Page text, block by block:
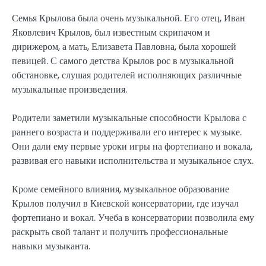
Семья Крылова была очень музыкальной. Его отец, Иван
Яковлевич Крылов, был известным скрипачом и
дирижером, а мать, Елизавета Павловна, была хорошей
певицей. С самого детства Крылов рос в музыкальной
обстановке, слушая родителей исполняющих различные
музыкальные произведения.
Родители заметили музыкальные способности Крылова с
раннего возраста и поддерживали его интерес к музыке.
Они дали ему первые уроки игры на фортепиано и вокала,
развивая его навыки исполнительства и музыкальное слух.
Кроме семейного влияния, музыкальное образование
Крылов получил в Киевской консерватории, где изучал
фортепиано и вокал. Учеба в консерватории позволила ему
раскрыть свой талант и получить профессиональные
навыки музыканта.